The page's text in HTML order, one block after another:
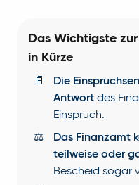
Das Wichtigste
in Kürze
📄
Die
Antwort des
Einspruch.
⚖️
Das Finanzamt
teilweise oder
Bescheid sogar